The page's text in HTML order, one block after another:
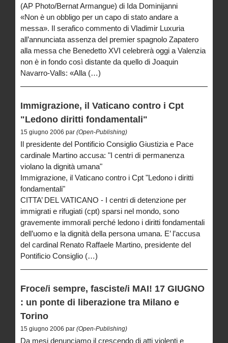
(AP Photo/Bernat Armangue) di Ida Dominijanni
«Non è un obbligo per un capo di stato andare a
messa». Il serafico commento di Vladimir Luxuria
all’annunciata assenza del premier spagnolo Zapatero
alla messa che Benedetto XVI celebrerà oggi a Valenzia
non è in fondo così distante da quello di Joaquin
Navarro-Valls: «Alla (…)
Immigrazione, il Vaticano contro i Cpt
"Ledono diritti fondamentali"
15 giugno 2006 par (Open-Publishing)
Il presidente del Pontificio Consiglio Giustizia e Pace
cardinale Martino accusa: "I centri di permanenza
violano la dignità umana"
Immigrazione, il Vaticano contro i Cpt "Ledono i diritti
fondamentali"
CITTA’ DEL VATICANO - I centri di detenzione per
immigrati e rifugiati (cpt) sparsi nel mondo, sono
gravemente immorali perché ledono i diritti fondamentali
dell’uomo e la dignità della persona umana. E’ l’accusa
del cardinal Renato Raffaele Martino, presidente del
Pontificio Consiglio (…)
Froce/i sempre, fasciste/i MAI! 17 GIUGNO
: un ponte di liberazione tra Milano e
Torino
15 giugno 2006 par (Open-Publishing)
Da mesi denunciamo il crescendo di atti violenti e